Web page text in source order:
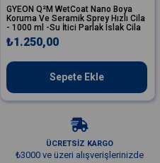
GYEON Q²M WetCoat Nano Boya
Koruma Ve Seramik Sprey Hızlı Cila
- 1000 ml -Su İtici Parlak Islak Cila
₺1.250,00
Sepete Ekle
ÜCRETSİZ KARGO
₺3000 ve üzeri alışverişlerinizde